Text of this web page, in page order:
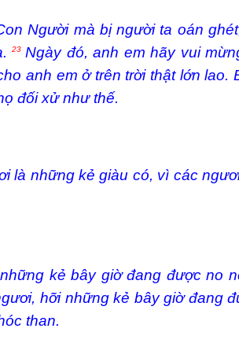
Người mà bị người ta oán
23 Ngày đó, anh em hãy vui
anh em ở trên trời thật lớn lao.
đối xử như thế.
là những kẻ giàu có, vì các
kẻ bây giờ đang được no
hỡi những kẻ bây giờ đang
than.